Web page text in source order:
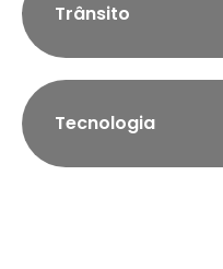
Trânsito
Tecnologia